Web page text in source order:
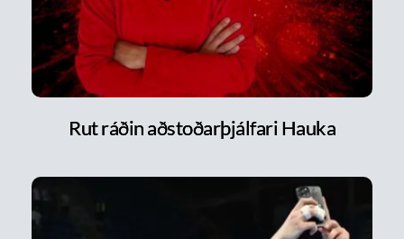
Rut ráðin aðstoðarþjálfari Hauka